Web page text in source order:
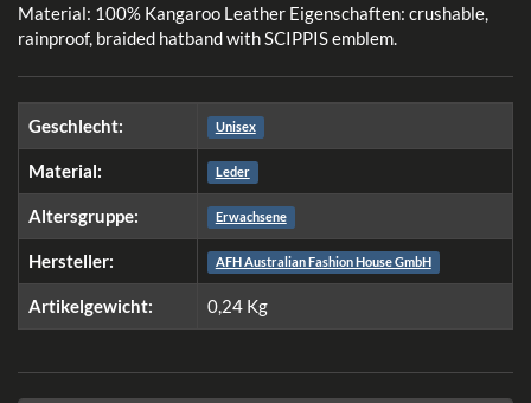
Material: 100% Kangaroo Leather Eigenschaften: crushable,
rainproof, braided hatband with SCIPPIS emblem.
Geschlecht: Unisex
Material: Leder
Altersgruppe: Erwachsene
Hersteller: AFH Australian Fashion House GmbH
Artikelgewicht: 0,24 Kg